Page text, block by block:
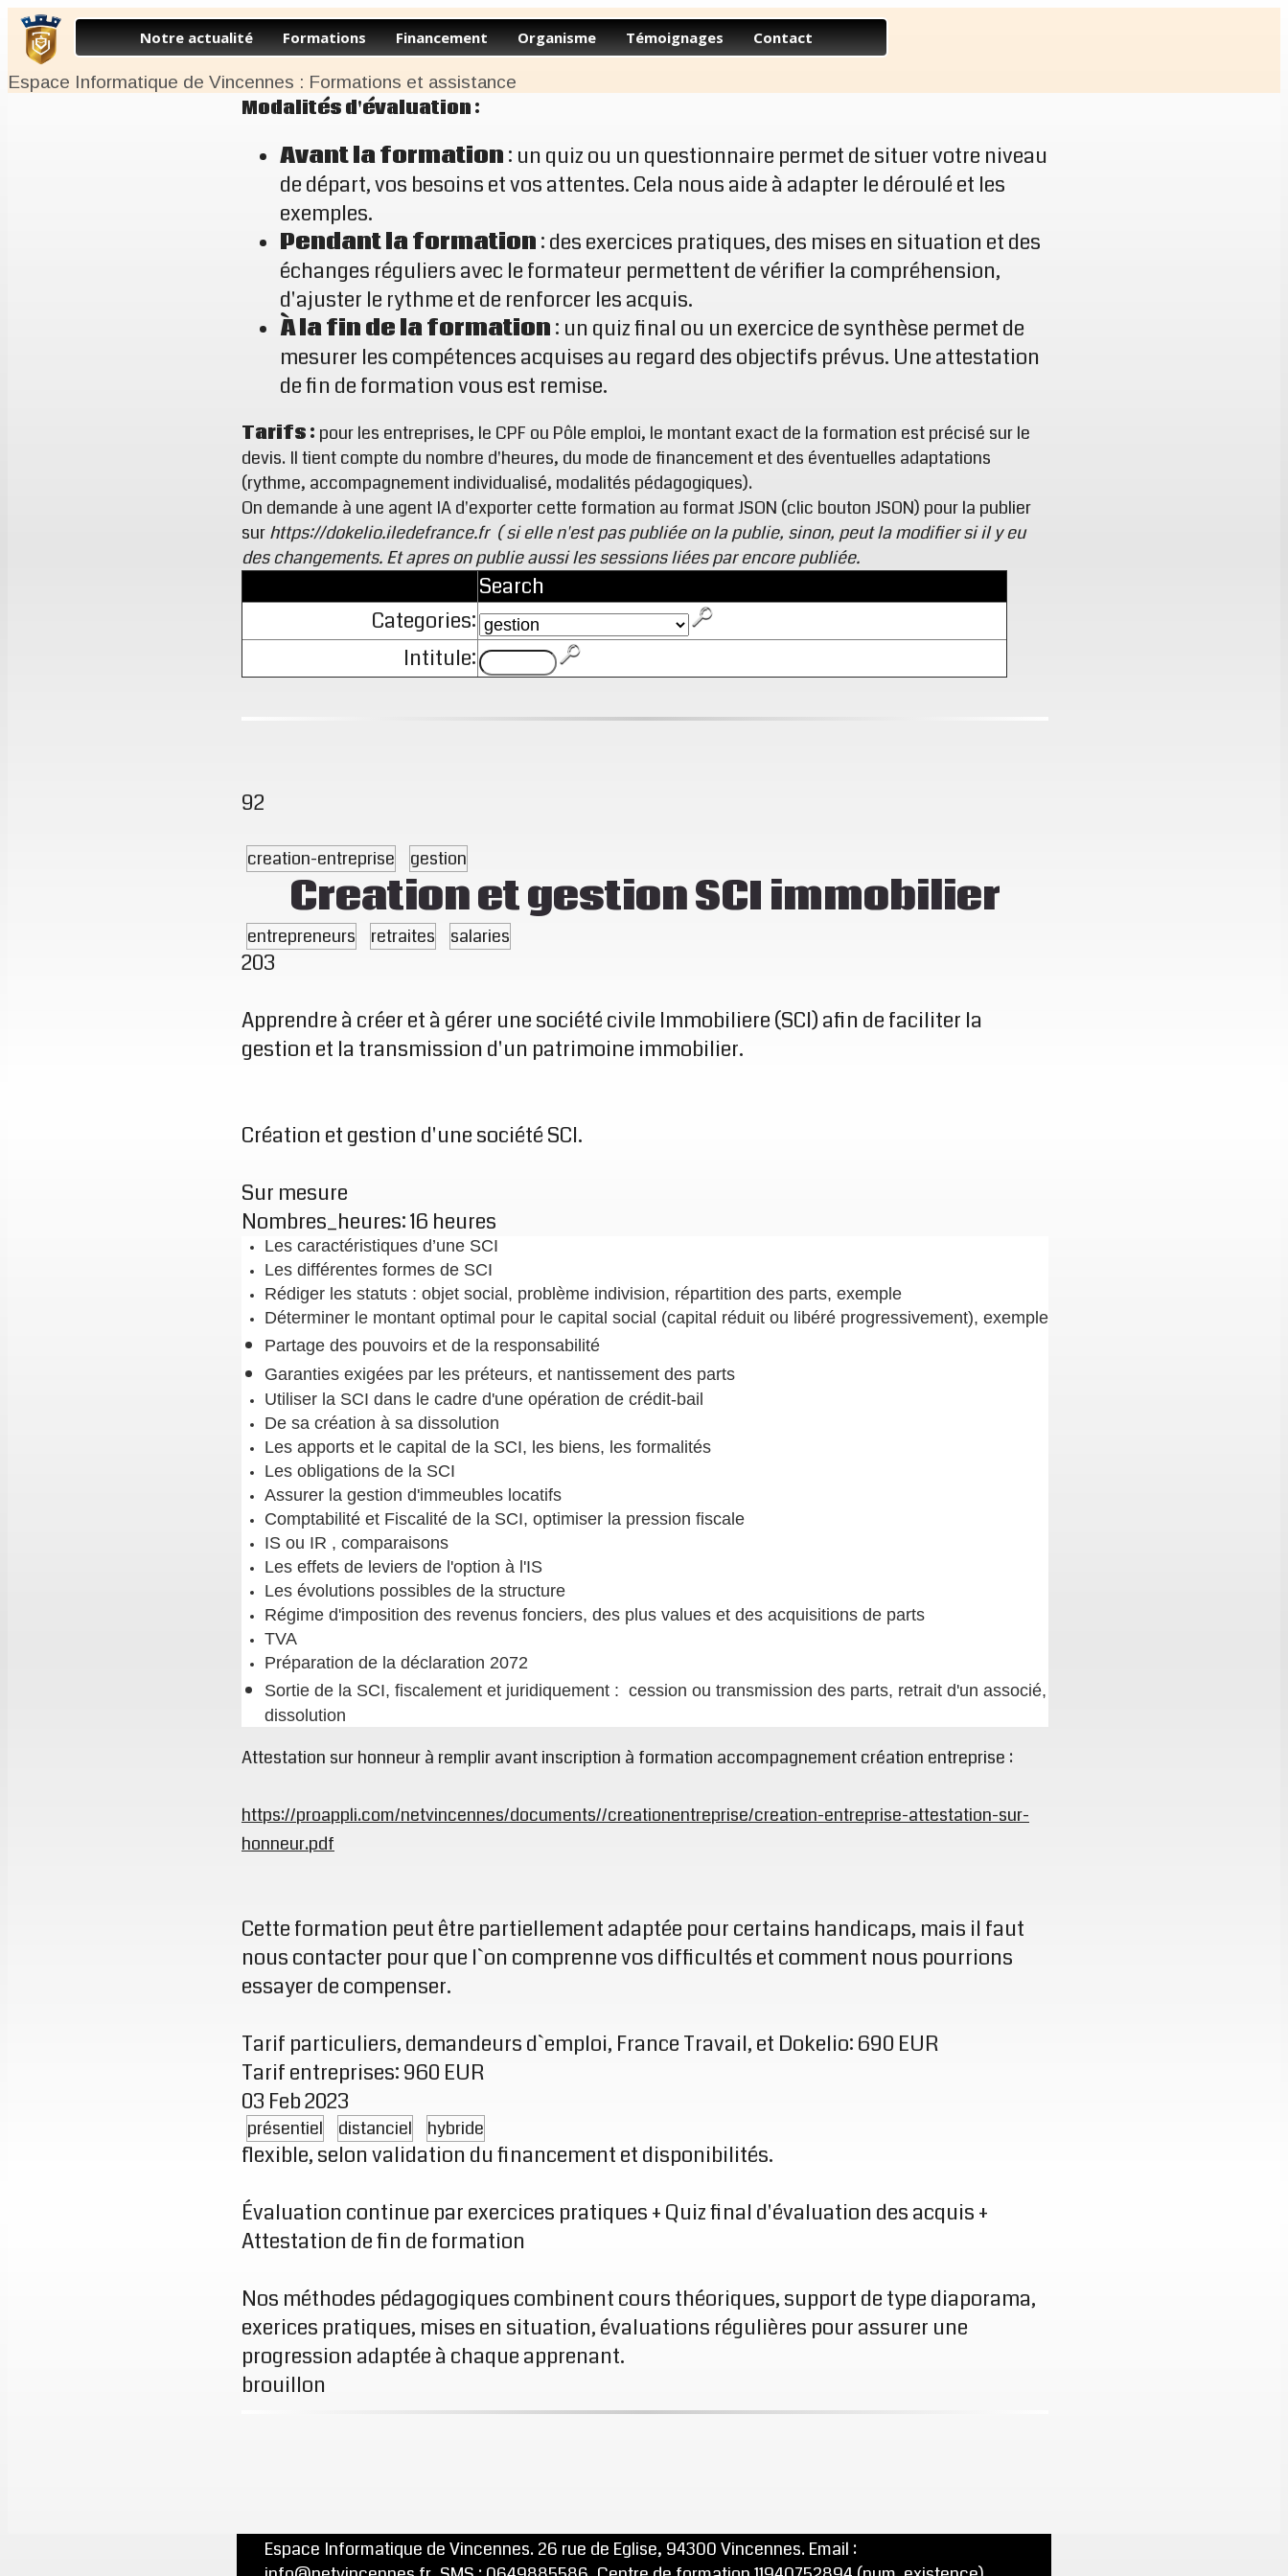
Notre actualité Formations Financement Organisme Témoignages Contact
Espace Informatique de Vincennes : Formations et assistance
Modalités d'évaluation :
Avant la formation : un quiz ou un questionnaire permet de situer votre niveau
de départ, vos besoins et vos attentes. Cela nous aide à adapter le déroulé et les
exemples.
Pendant la formation : des exercices pratiques, des mises en situation et des
échanges réguliers avec le formateur permettent de vérifier la compréhension,
d'ajuster le rythme et de renforcer les acquis.
À la fin de la formation : un quiz final ou un exercice de synthèse permet de
mesurer les compétences acquises au regard des objectifs prévus. Une attestation
de fin de formation vous est remise.
Tarifs : pour les entreprises, le CPF ou Pôle emploi, le montant exact de la formation est précisé sur le
devis. Il tient compte du nombre d'heures, du mode de financement et des éventuelles adaptations
(rythme, accompagnement individualisé, modalités pédagogiques).
On demande à une agent IA d'exporter cette formation au format JSON (clic bouton JSON) pour la publier
surhttps://dokelio.iledefrance.fr ( si elle n'est pas publiée on la publie, sinon, peut la modifier si il y eu
des changements. Et apres on publie aussi les sessions liées par encore publiée.
Search
Categories:
Intitule:
92
creation-entreprise gestion
Creation et gestion SCI immobilier
entrepreneurs retraites salaries
203
Apprendre à créer et à gérer une société civile Immobiliere (SCI) afin de faciliter la
gestion et la transmission d'un patrimoine immobilier.
Création et gestion d'une société SCI.
Sur mesure
Nombres_heures: 16 heures
Les caractéristiques d’une SCI
Les différentes formes de SCI
Rédiger les statuts : objet social, problème indivision, répartition des parts, exemple
Déterminer le montant optimal pour le capital social (capital réduit ou libéré progressivement), exemple
Partage des pouvoirs et de la responsabilité
Garanties exigées par les préteurs, et nantissement des parts
Utiliser la SCI dans le cadre d'une opération de crédit-bail
De sa création à sa dissolution
Les apports et le capital de la SCI, les biens, les formalités
Les obligations de la SCI
Assurer la gestion d'immeubles locatifs
Comptabilité et Fiscalité de la SCI, optimiser la pression fiscale
IS ou IR , comparaisons
Les effets de leviers de l'option à l'IS
Les évolutions possibles de la structure
Régime d'imposition des revenus fonciers, des plus values et des acquisitions de parts
TVA
Préparation de la déclaration 2072
Sortie de la SCI, fiscalement et juridiquement : cession ou transmission des parts, retrait d'un associé,
dissolution
Attestation sur honneur à remplir avant inscription à formation accompagnement création entreprise :
https://proappli.com/netvincennes/documents//creationentreprise/creation-entreprise-attestation-sur-
honneur.pdf
Cette formation peut être partiellement adaptée pour certains handicaps, mais il faut
nous contacter pour que l`on comprenne vos difficultés et comment nous pourrions
essayer de compenser.
Tarif particuliers, demandeurs d`emploi, France Travail, et Dokelio: 690 EUR
Tarif entreprises: 960 EUR
03 Feb 2023
présentiel distanciel hybride
flexible, selon validation du financement et disponibilités.
Évaluation continue par exercices pratiques + Quiz final d'évaluation des acquis +
Attestation de fin de formation
Nos méthodes pédagogiques combinent cours théoriques, support de type diaporama,
exerices pratiques, mises en situation, évaluations régulières pour assurer une
progression adaptée à chaque apprenant.
brouillon
Espace Informatique de Vincennes. 26 rue de Eglise, 94300 Vincennes. Email :